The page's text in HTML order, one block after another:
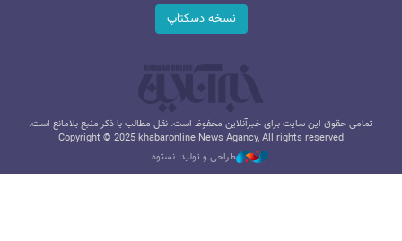
نسخه دسکتاپ
تمامی حقوق این سایت برای خبرآنلاین محفوظ است. نقل مطالب با ذکر منبع بلامانع است.
Copyright © 2025 khabaronline News Agancy, All rights reserved
طراحی و تولید: نستوه